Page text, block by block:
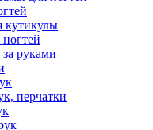
кутикулы
руками
перчатки